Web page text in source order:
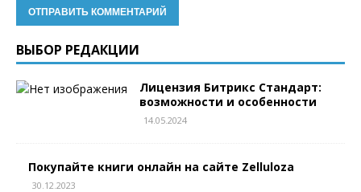
ВЫБОР РЕДАКЦИИ
Лицензия Битрикс Стандарт:
возможности и особенности
14.05.2024
Покупайте книги онлайн на сайте Zelluloza
30.12.2023